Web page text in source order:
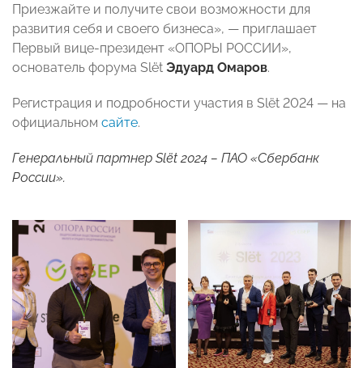
Приезжайте и получите свои возможности для
развития себя и своего бизнеса», — приглашает
Первый вице-президент «ОПОРЫ РОССИИ»,
основатель форума Slёt Эдуард Омаров.
Регистрация и подробности участия в Slёt 2024 — на
официальном сайте.
Генеральный партнер Slёt 2024 – ПАО «Сбербанк
России».